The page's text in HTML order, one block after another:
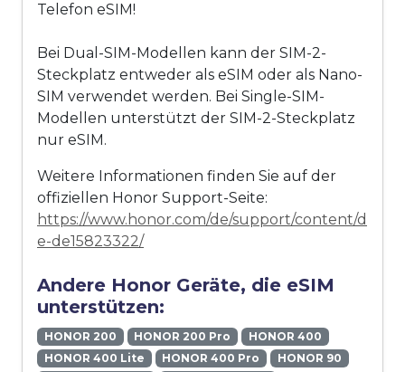
Telefon eSIM!
Bei Dual-SIM-Modellen kann der SIM-2-
Steckplatz entweder als eSIM oder als Nano-
SIM verwendet werden. Bei Single-SIM-
Modellen unterstützt der SIM-2-Steckplatz
nur eSIM.
Weitere Informationen finden Sie auf der
offiziellen Honor Support-Seite:
https://www.honor.com/de/support/content/d
e-de15823322/
Andere Honor Geräte, die eSIM
unterstützen:
HONOR 200 HONOR 200 Pro
HONOR 400
HONOR 400 Lite
HONOR 400 Pro
HONOR 90